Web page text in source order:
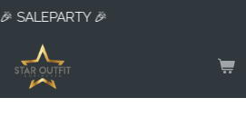
🎉 SALEPARTY 🎉